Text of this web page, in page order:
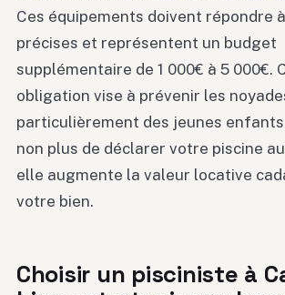
Ces équipements doivent répondre
précises et représentent un budget
supplémentaire de 1 000€ à 5 000€.
obligation vise à prévenir les
particulièrement des jeunes enfants.
non plus de déclarer votre piscine
elle augmente la valeur locative
votre bien.
Choisir un pisciniste à